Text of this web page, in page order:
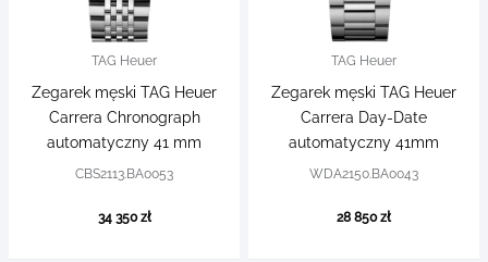
TAG Heuer
Zegarek męski TAG Heuer
Carrera Chronograph
automatyczny 41 mm
CBS2113.BA0053
34 350 zł
TAG Heuer
Zegarek męski TAG Heuer
Carrera Day-Date
automatyczny 41mm
WDA2150.BA0043
28 850 zł